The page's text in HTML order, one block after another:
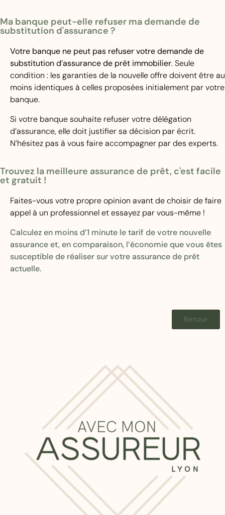
Ma banque peut-elle refuser ma demande de
substitution d'assurance ?
Votre banque ne peut pas refuser votre demande de
substitution d’assurance de prêt immobilier. Seule
condition : les garanties de la nouvelle offre doivent être au
moins identiques à celles proposées initialement par votre
banque.
Si votre banque souhaite refuser votre délégation
d’assurance, elle doit justifier sa décision par écrit.
N’hésitez pas à vous faire accompagner par des experts.
Trouvez la meilleure assurance de prêt, c'est facile
et gratuit !
Faites-vous votre propre opinion avant de choisir de faire
appel à un professionnel et essayez par vous-même !
Calculez en moins d’1 minute le tarif de votre nouvelle
assurance et, en comparaison, l’économie que vous êtes
susceptible de réaliser sur votre assurance de prêt
actuelle.
Retour